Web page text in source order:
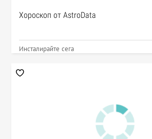
Хороскоп от AstroData
Инсталирайте сега